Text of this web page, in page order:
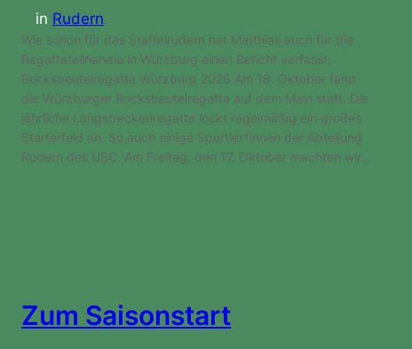
in Rudern
Wie schon für das Staffelrudern hat Matthias auch für die
Regattateilnahme in Würzburg einen Bericht verfasst:
Bocksbeutelregatta Würzburg 2025 Am 18. Oktober fand
die Würzburger Bocksbeutelregatta auf dem Main statt. Die
jährliche Langstreckenregatta lockt regelmäßig ein großes
Starterfeld an. So auch einige Sportler*innen der Abteilung
Rudern des USC. Am Freitag, den 17. Oktober machten wir…
Zum Saisonstart